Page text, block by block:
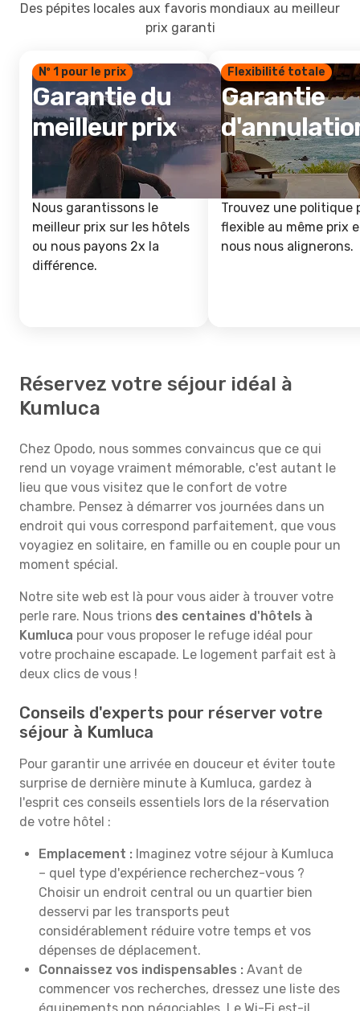
Des pépites locales aux favoris mondiaux au meilleur
prix garanti
Nº 1 pour le prix
Garantie du
meilleur prix
Nous garantissons le
meilleur prix sur les hôtels
ou nous payons 2x la
différence.
Flexibilité totale
Garantie
Trouvez une politique
flexible au même prix
nous nous alignerons.
Réservez votre séjour idéal à
Kumluca
Chez Opodo, nous sommes convaincus que ce qui
rend un voyage vraiment mémorable, c'est autant le
lieu que vous visitez que le confort de votre
chambre. Pensez à démarrer vos journées dans un
endroit qui vous correspond parfaitement, que vous
voyagiez en solitaire, en famille ou en couple pour un
moment spécial.
Notre site web est là pour vous aider à trouver votre
perle rare. Nous trions des centaines d'hôtels à
Kumluca pour vous proposer le refuge idéal pour
votre prochaine escapade. Le logement parfait est à
deux clics de vous !
Conseils d'experts pour réserver votre
séjour à Kumluca
Pour garantir une arrivée en douceur et éviter toute
surprise de dernière minute à Kumluca, gardez à
l'esprit ces conseils essentiels lors de la réservation
de votre hôtel :
Emplacement : Imaginez votre séjour à Kumluca
– quel type d'expérience recherchez-vous ?
Choisir un endroit central ou un quartier bien
desservi par les transports peut
considérablement réduire votre temps et vos
dépenses de déplacement.
Connaissez vos indispensables : Avant de
commencer vos recherches, dressez une liste des